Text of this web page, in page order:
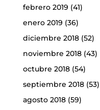
febrero 2019 (41)
enero 2019 (36)
diciembre 2018(52)
noviembre 2018(43)
octubre 2018(54)
septiembre 2018(53)
agosto 2018(59)